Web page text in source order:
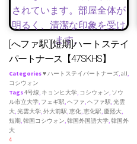
[へファ駅][短期]ハートステイ
パートナース【47SKHS】
Categories♥ ハートステイパートナーズ,all,
コシウォン
Tags4号線, キョンヒ大学, コシウォン, ソウ
ル市立大学, フェギ駅,ヘファ,ヘファ駅,光雲
大,光雲大学,外大前駅,恵化,恵化駅, 慶熙大,
短期,韓国コシウォン,韓国外国語大学,韓国外
大
4